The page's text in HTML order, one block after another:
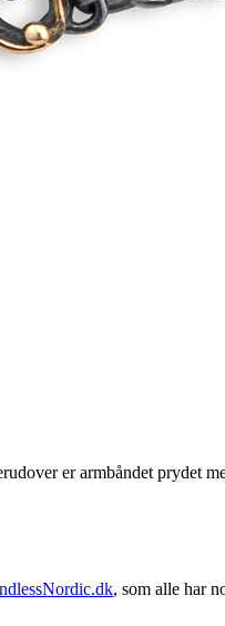
er armbåndet prydet
, som alle har